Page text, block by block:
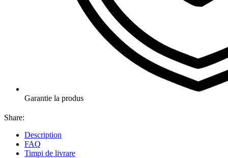
Garantie la produs
Share:
Description
FAQ
Timpi de livrare